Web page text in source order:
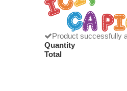
Product successfully
Quantity
Total